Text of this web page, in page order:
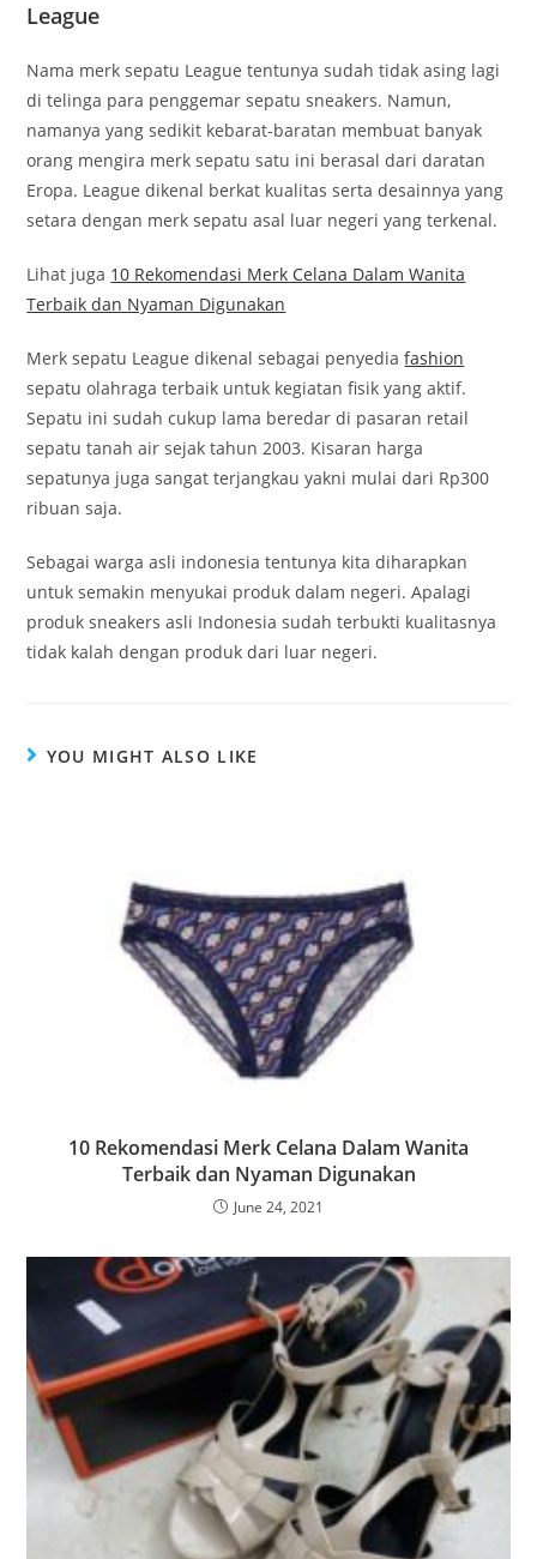
League
Nama merk sepatu League tentunya sudah tidak asing lagi
di telinga para penggemar sepatu sneakers. Namun,
namanya yang sedikit kebarat-baratan membuat banyak
orang mengira merk sepatu satu ini berasal dari daratan
Eropa. League dikenal berkat kualitas serta desainnya yang
setara dengan merk sepatu asal luar negeri yang terkenal.
Lihat juga 10 Rekomendasi Merk Celana Dalam Wanita
Terbaik dan Nyaman Digunakan
Merk sepatu League dikenal sebagai penyediafashion
sepatu olahraga terbaik untuk kegiatan fisik yang aktif.
Sepatu ini sudah cukup lama beredar di pasaran retail
sepatu tanah air sejak tahun 2003. Kisaran harga
sepatunya juga sangat terjangkau yakni mulai dari Rp300
ribuan saja.
Sebagai warga asli indonesia tentunya kita diharapkan
untuk semakin menyukai produk dalam negeri. Apalagi
produk sneakers asli Indonesia sudah terbukti kualitasnya
tidak kalah dengan produk dari luar negeri.
YOU MIGHT ALSO LIKE
10 Rekomendasi Merk Celana Dalam Wanita
Terbaik dan Nyaman Digunakan
June 24, 2021